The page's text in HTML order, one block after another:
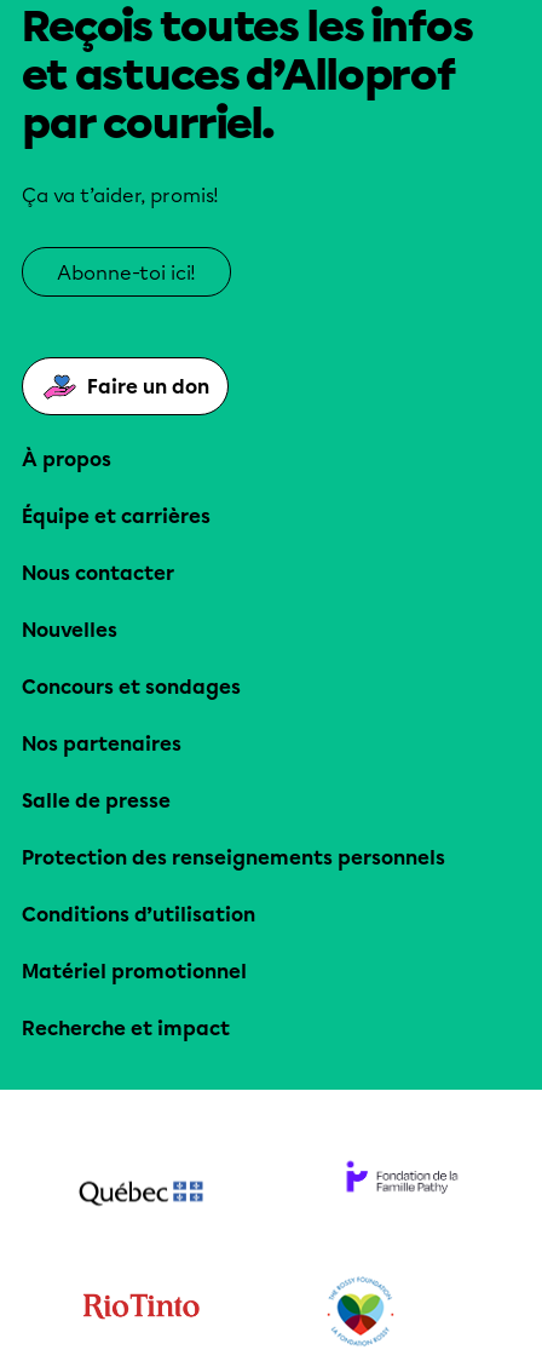
Reçois toutes les infos
et astuces d’Alloprof
par courriel.
Ça va t’aider, promis!
Abonne-toi ici!
Faire un don
À propos
Équipe et carrières
Nous contacter
Nouvelles
Concours et sondages
Nos partenaires
Salle de presse
Protection des renseignements personnels
Conditions d’utilisation
Matériel promotionnel
Recherche et impact